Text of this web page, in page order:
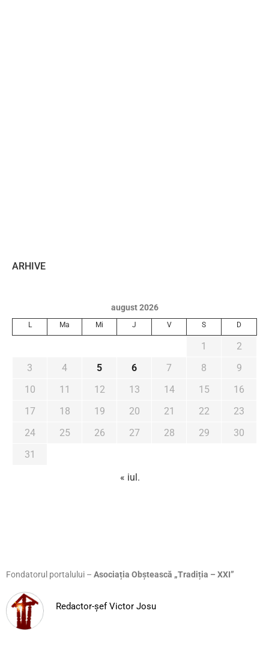
ARHIVE
august 2026
L Ma Mi J V S D
1
2
3
4 5 6 7 8
9
10
11 12 13 14 15
16
17
18 19 20 21 22
23
24
25 26 27 28 29
30
31
« iul.
Fondatorul portalului – Asociația Obștească „Tradiția – XXI”
Redactor-șef Victor Josu